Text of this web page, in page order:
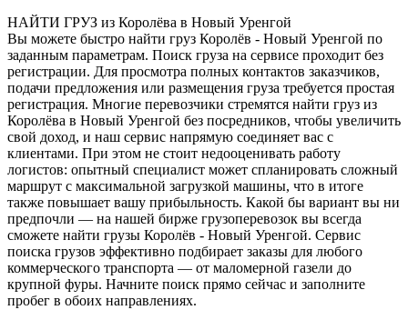
НАЙТИ ГРУЗ из Королёва в Новый Уренгой
Вы можете быстро найти груз Королёв - Новый Уренгой по
заданным параметрам. Поиск груза на сервисе проходит без
регистрации. Для просмотра полных контактов заказчиков,
подачи предложения или размещения груза требуется простая
регистрация. Многие перевозчики стремятся найти груз из
Королёва в Новый Уренгой без посредников, чтобы увеличить
свой доход, и наш сервис напрямую соединяет вас с
клиентами. При этом не стоит недооценивать работу
логистов: опытный специалист может спланировать сложный
маршрут с максимальной загрузкой машины, что в итоге
также повышает вашу прибыльность. Какой бы вариант вы ни
предпочли — на нашей бирже грузоперевозок вы всегда
сможете найти грузы Королёв - Новый Уренгой. Сервис
поиска грузов эффективно подбирает заказы для любого
коммерческого транспорта — от маломерной газели до
крупной фуры. Начните поиск прямо сейчас и заполните
пробег в обоих направлениях.